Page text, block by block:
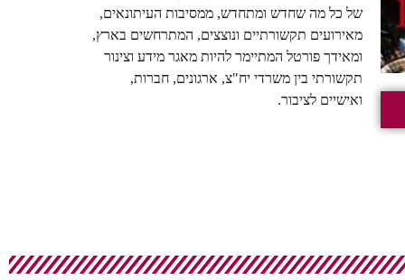
של כל מה שחדש ומתחדש, ממסיבות העיתונאים,
מאירועים תקשורתיים ונוצצים, המתרחשים בארץ,
ומאידך פורטל המתיימר להיות מאגר מידע וצינור
תקשורתי בין משרדי יח"צ, ארגונים, חברות,
ואישיים לציבור.